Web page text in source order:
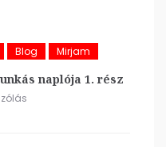
Blog Mirjam
naplója 1. rész